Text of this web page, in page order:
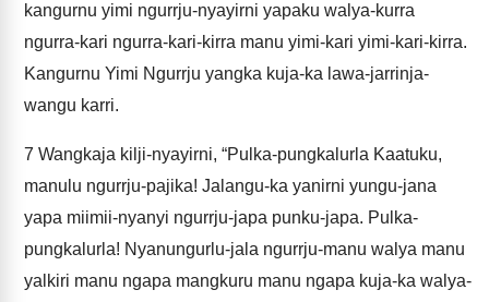
kangurnu yimi ngurrju-nyayirni yapaku walya-kurra
ngurra-kari ngurra-kari-kirra manu yimi-kari yimi-kari-kirra.
Kangurnu Yimi Ngurrju yangka kuja-ka lawa-jarrinja-
wangu karri.
7 Wangkaja kilji-nyayirni, “Pulka-pungkalurla Kaatuku,
manulu ngurrju-pajika! Jalangu-ka yanirni yungu-jana
yapa miimii-nyanyi ngurrju-japa punku-japa. Pulka-
pungkalurla! Nyanungurlu-jala ngurrju-manu walya manu
yalkiri manu ngapa mangkuru manu ngapa kuja-ka walya-